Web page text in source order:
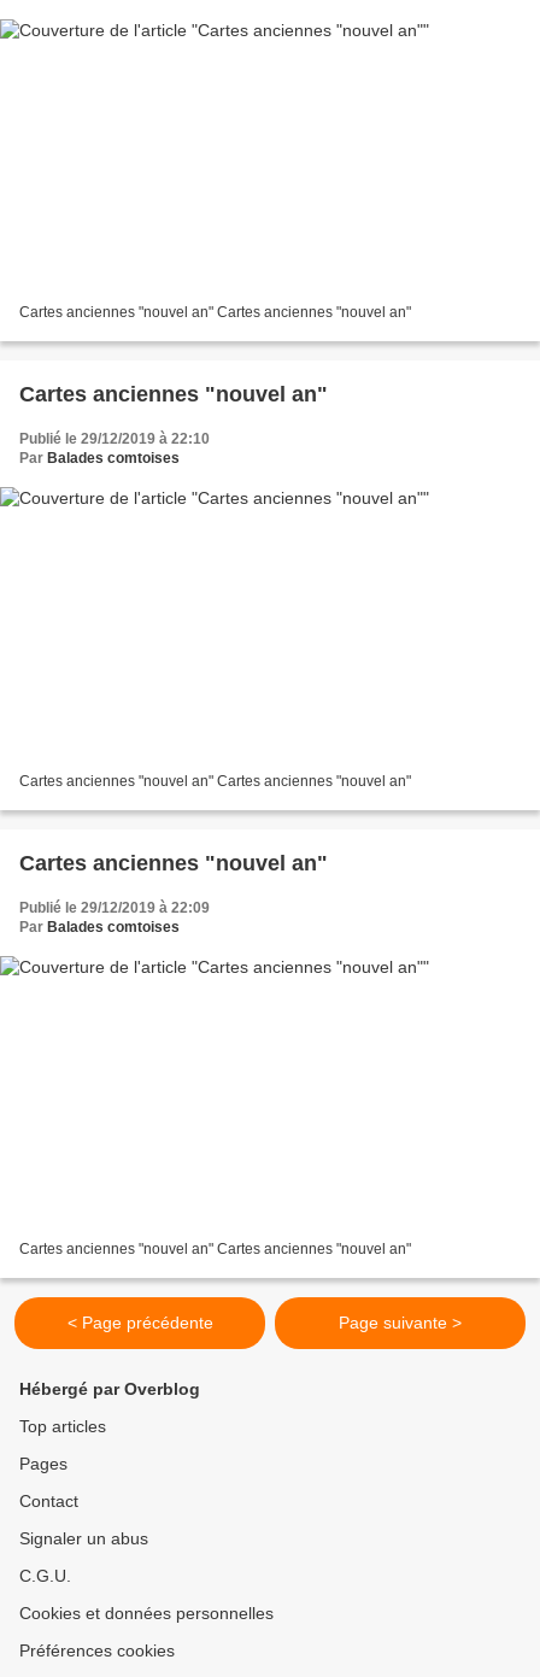
Cartes anciennes "nouvel an" Cartes anciennes "nouvel an"
Cartes anciennes "nouvel an"
Publié le 29/12/2019 à 22:10
Par Balades comtoises
Cartes anciennes "nouvel an" Cartes anciennes "nouvel an"
Cartes anciennes "nouvel an"
Publié le 29/12/2019 à 22:09
Par Balades comtoises
Cartes anciennes "nouvel an" Cartes anciennes "nouvel an"
< Page précédente Page suivante >
Hébergé par Overblog
Top articles
Pages
Contact
Signaler un abus
C.G.U.
Cookies et données personnelles
Préférences cookies